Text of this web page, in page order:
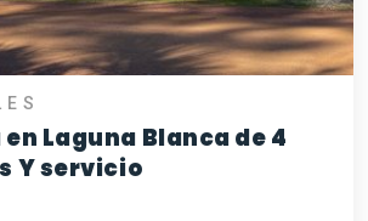
Laguna Blanca de 4
Y servicio